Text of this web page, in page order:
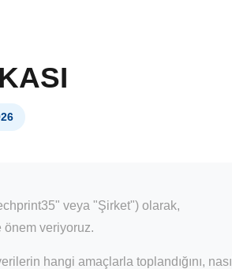
" veya "Şirket") olarak,
önem veriyoruz.
hangi amaçlarla toplandığını, nasıl